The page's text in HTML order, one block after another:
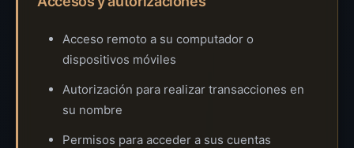
Acceso remoto a su computador o
dispositivos móviles
Autorización para realizar transacciones en
su nombre
Permisos para acceder a sus cuentas